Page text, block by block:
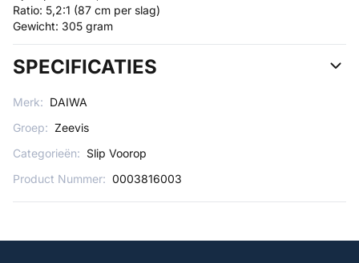
Ratio: 5,2:1 (87 cm per slag)
Gewicht: 305 gram
SPECIFICATIES
Merk: DAIWA
Groep: Zeevis
Categorieën: Slip Voorop
Product Nummer: 0003816003